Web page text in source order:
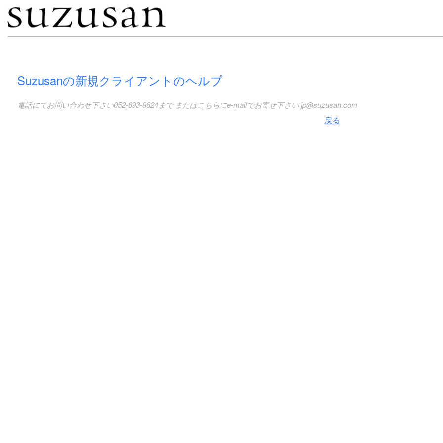
Suzusanの新規クライアントのヘルプ
電話にてお問い合わせ下さい052-693-9624まで またはこちらにe-mailでお寄せ下さい jp@suzusan.com
戻る